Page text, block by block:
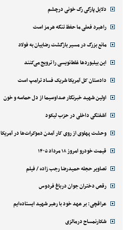
دلایل پارگی رگ خونی درچشم
راهبرد فعلی ما حفظ تنگه هرمز است
مانع بزرگ در مسیر بازگشت رضاییان به فولاد
این بیلبوردها غلط‌نویسی را ترویج می‌کنند
دادستان کل آمریکا شریک فساد ترامپ است
اولین شهید خبرنگار صداوسیما از دل حماسه و خون
آشفتگی داخلی در حزب لیکود
وحشت پهلوی از روی کار آمدن دموکرات‌ها در آمریکا
قیمت خودرو امروز ۱۸ مرداد ۱۴۰۵
تصاویر حجله حمیدرضا رجب زاده / فیلم
رقص دختران جوان درباغ فردوس
عراقچی: بر عهد خود با رهبر شهید ایستاده‌ایم
شکارنمساح درمالزی